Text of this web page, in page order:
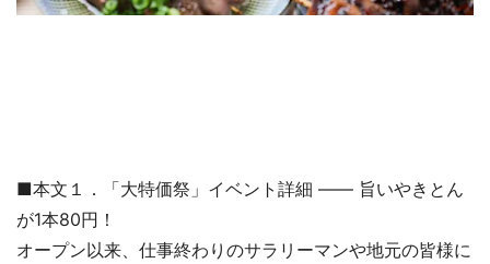
■本文１．「大特価祭」イベント詳細 ―― 旨いやきとん
が1本80円！
オープン以来、仕事終わりのサラリーマンや地元の皆様に